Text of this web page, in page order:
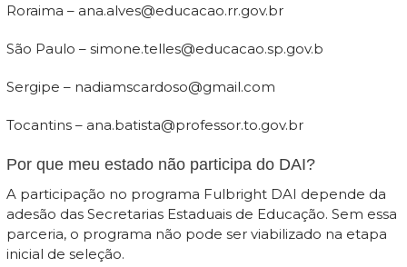
Roraima – ana.alves@educacao.rr.gov.br
São Paulo – simone.telles@educacao.sp.gov.b
Sergipe – nadiamscardoso@gmail.com
Tocantins – ana.batista@professor.to.gov.br
Por que meu estado não participa do DAI?
A participação no programa Fulbright DAI depende da
adesão das Secretarias Estaduais de Educação. Sem essa
parceria, o programa não pode ser viabilizado na etapa
inicial de seleção.